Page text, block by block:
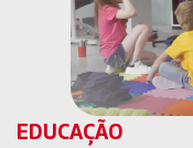
EDUCAÇÃO